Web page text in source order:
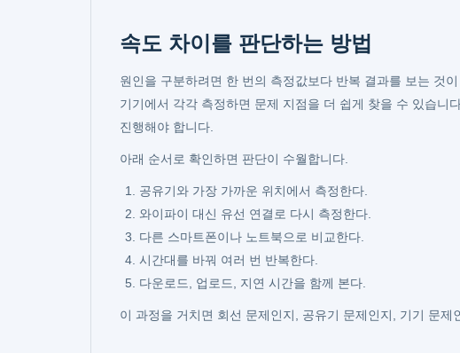
속도 차이를 판단하는 방법
원인을 구분하려면 한 번의 측정값보다 반복 결과를 보는 것
기기에서 각각 측정하면 문제 지점을 더 쉽게 찾을 수 있습니
진행해야 합니다.
아래 순서로 확인하면 판단이 수월합니다.
공유기와 가장 가까운 위치에서 측정한다.
와이파이 대신 유선 연결로 다시 측정한다.
다른 스마트폰이나 노트북으로 비교한다.
시간대를 바꿔 여러 번 반복한다.
다운로드, 업로드, 지연 시간을 함께 본다.
이 과정을 거치면 회선 문제인지, 공유기 문제인지, 기기 문제